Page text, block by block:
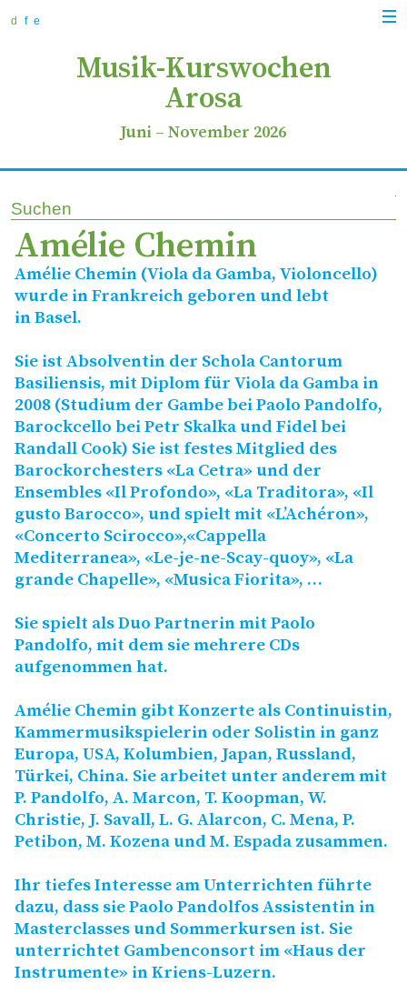
d f e
Musik-Kurswochen
Arosa
Juni – November 2026
Suchen
Amélie Chemin
Amélie Chemin (Viola da Gamba, Violoncello)
wurde in Frankreich geboren und lebt
in Basel.
Sie ist Absolventin der Schola Cantorum
Basiliensis, mit Diplom für Viola da Gamba in
2008 (Studium der Gambe bei Paolo Pandolfo,
Barockcello bei Petr Skalka und Fidel bei
Randall Cook) Sie ist festes Mitglied des
Barockorchesters «La Cetra» und der
Ensembles «Il Profondo», «La Traditora», «Il
gusto Barocco», und spielt mit «L’Achéron»,
«Concerto Scirocco»,«Cappella
Mediterranea», «Le-je-ne-Scay-quoy», «La
grande Chapelle», «Musica Fiorita», …
Sie spielt als Duo Partnerin mit Paolo
Pandolfo, mit dem sie mehrere CDs
aufgenommen hat.
Amélie Chemin gibt Konzerte als Continuistin,
Kammermusikspielerin oder Solistin in ganz
Europa, USA, Kolumbien, Japan, Russland,
Türkei, China. Sie arbeitet unter anderem mit
P. Pandolfo, A. Marcon, T. Koopman, W.
Christie, J. Savall, L. G. Alarcon, C. Mena, P.
Petibon, M. Kozena und M. Espada zusammen.
Ihr tiefes Interesse am Unterrichten führte
dazu, dass sie Paolo Pandolfos Assistentin in
Masterclasses und Sommerkursen ist. Sie
unterrichtet Gambenconsort im «Haus der
Instrumente» in Kriens-Luzern.